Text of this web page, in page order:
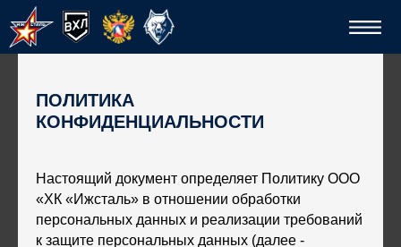
ПОЛИТИКА
КОНФИДЕНЦИАЛЬНОСТИ
Настоящий документ определяет Политику ООО
«ХК «Ижсталь» в отношении обработки
персональных данных и реализации требований
к защите персональных данных (далее -